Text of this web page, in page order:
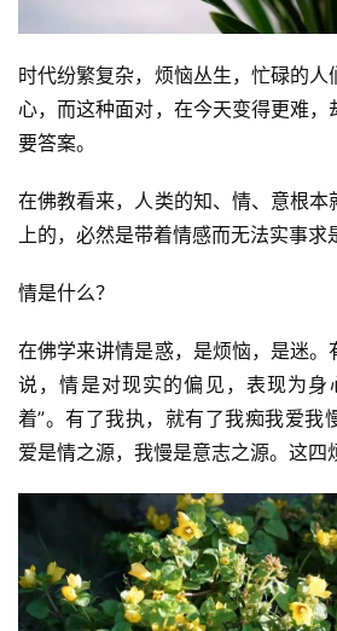
时代纷繁复杂，烦恼丛生，忙碌的人
心，而这种面对，在今天变得更难，
要答案。
在佛教看来，人类的知、情、意根
上的，必然是带着情感而无法实事求
情是什么？
在佛学来讲情是惑，是烦恼，是迷。
说，情是对现实的偏见，表现为身
着”。有了我执，就有了我痴我爱我
爱是情之源，我慢是意志之源。这四